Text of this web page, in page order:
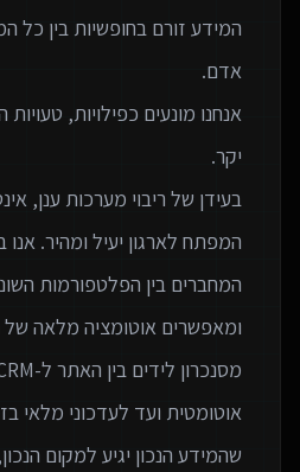
המידע זורם בחופשיות בין כל
אנחנו מונעים כפילויות,
בעידן של ריבוי מערכות ענן,
המפתח לארגון יעיל ומהיר. אנו
המחברים בין הפלטפורמות
ומאפשרים אוטומציה מלאה של
אוטומטית ועד לעדכוני מלאי
שהמידע הנכון יגיע למקום